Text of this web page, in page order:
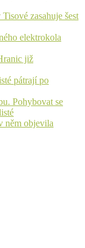
zasahuje šest
elektrokola
již
pátrají po
Pohybovat se
něm objevila